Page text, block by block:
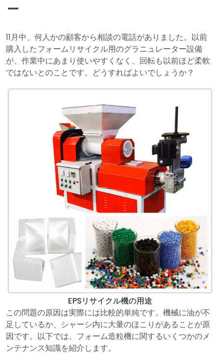
ー
11月中、何人かの顧客から相談の電話がありました。以前
購入したフォームリサイクル用のグラニュレーター設備
が、作業中にあまり使いやすくなく、回転も以前ほど柔軟
ではないとのことです。どうすればよいでしょうか？
EPSリサイクル機の用途
この問題の原因は実際には比較的単純です。機械に油が不
足しているか、シャーシ内に大量のほこりがあることが原
因です。以下では、フォーム造粒機に関するいくつかのメ
ンテナンス知識を紹介します。